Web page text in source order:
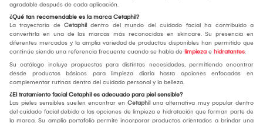
agradable después de cada aplicación.
¿Qué tan recomendable es la marca Cetaphil?
La trayectoria de Cetaphil dentro del mundo del cuidado facial ha contribuido a
convertirla en una de las marcas más reconocidas en skincare. Su presencia en
diferentes mercados y la amplia variedad de productos disponibles han permitido que
continúe siendo una referencia frecuente cuando se habla de limpieza e hidratantes.
Su catálogo incluye propuestas para distintas necesidades, permitiendo encontrar
desde productos básicos para limpieza diaria hasta opciones enfocadas en
complementar rutinas dentro del cuidado personal y la belleza.
¿El tratamiento facial Cetaphil es adecuado para piel sensible?
Las pieles sensibles suelen encontrar en Cetaphil una alternativa muy popular dentro
del cuidado facial debido a las opciones de limpieza e hidratación que forman parte de
la marca. Su amplio portafolio permite incorporar productos orientados a brindar una